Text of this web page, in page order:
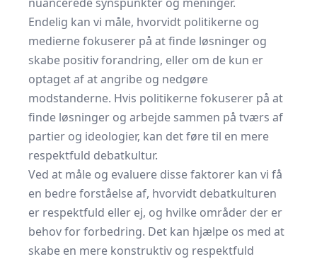
Endelig kan vi måle, hvorvidt politikerne og
medierne fokuserer på at finde løsninger og
skabe positiv forandring, eller om de kun er
optaget af at angribe og nedgøre
modstanderne. Hvis politikerne fokuserer på at
finde løsninger og arbejde sammen på tværs af
partier og ideologier, kan det føre til en mere
respektfuld debatkultur.
Ved at måle og evaluere disse faktorer kan vi få
en bedre forståelse af, hvorvidt debatkulturen
er respektfuld eller ej, og hvilke områder der er
behov for forbedring. Det kan hjælpe os med at
skabe en mere konstruktiv og respektfuld